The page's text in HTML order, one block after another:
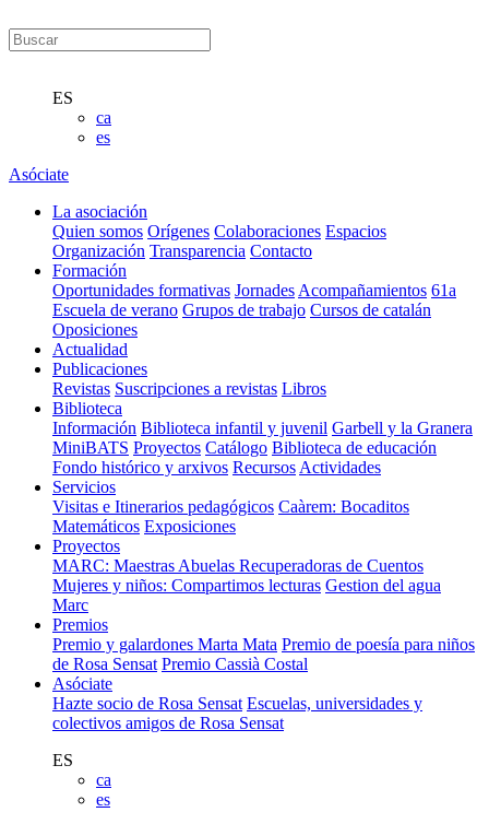
ES
ca
es
Asóciate
La asociación
Quien somos Orígenes Colaboraciones Espacios
Organización Transparencia Contacto
Formación
Oportunidades formativas Jornades Acompañamientos 61a
Escuela de verano Grupos de trabajo Cursos de catalán
Oposiciones
Actualidad
Publicaciones
Revistas Suscripciones a revistas Libros
Biblioteca
Información Biblioteca infantil y juvenil Garbell y la Granera
MiniBATS Proyectos Catálogo Biblioteca de educación
Fondo histórico y arxivos Recursos Actividades
Servicios
Visitas e Itinerarios pedagógicos Caàrem: Bocaditos
Matemáticos Exposiciones
Proyectos
MARC: Maestras Abuelas Recuperadoras de Cuentos
Mujeres y niños: Compartimos lecturas Gestion del agua
Marc
Premios
Premio y galardones Marta Mata Premio de poesía para niños
de Rosa Sensat Premio Cassià Costal
Asóciate
Hazte socio de Rosa Sensat Escuelas, universidades y
colectivos amigos de Rosa Sensat
ES
ca
es